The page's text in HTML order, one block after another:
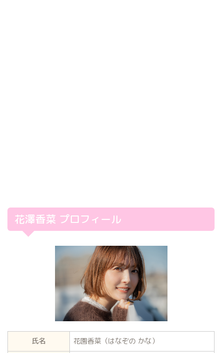
花澤香菜 プロフィール
氏名 花園香菜（はなぞの かな）